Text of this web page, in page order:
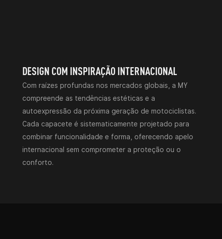
DESIGN COM INSPIRAÇÃO INTERNACIONAL
Com raízes profundas nos mercados globais, a MY
compreende as tendências estéticas e a
autoexpressão da próxima geração de motociclistas.
Cada capacete é sistematicamente projetado para
combinar funcionalidade e forma, oferecendo apelo
internacional sem comprometer a proteção ou o
conforto.